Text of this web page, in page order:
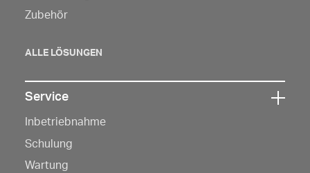
Zubehör
ALLE LÖSUNGEN
Sie
hier,
um
Service
Inbetriebnahme
Schulung
Wartung